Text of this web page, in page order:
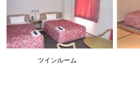
ツインルーム